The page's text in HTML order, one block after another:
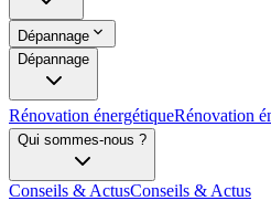
Dépannage
Dépannage
Rénovation énergétiqueRénovation
Qui sommes-nous ?
Conseils & ActusConseils & Actus